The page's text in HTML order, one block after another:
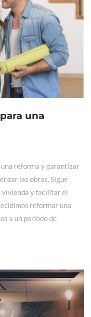
una
reforma y garantizar
las obras. Sigue
vivienda y facilitar el
reformar una
a un periodo de